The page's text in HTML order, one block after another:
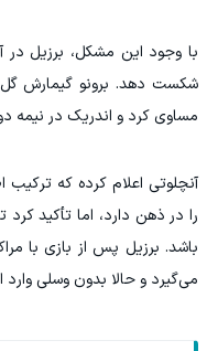
با وجود این مشکل، برزیل
شکست دهد. برونو گیمارش گل
مساوی کرد و اندریک در نیمه
آنچلوتی اعلام کرده که ترکیب
را در ذهن دارد، اما تأکید
باشد. برزیل پس از بازی با
می‌گیرد و حالا بدون وسلی